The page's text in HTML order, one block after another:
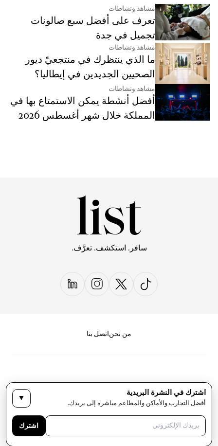
مشاهد ونشاطات
تعرف على أفضل سبع صالونات
تجميل في جدة
مشاهد ونشاطات
ما الذي ينتظرك في منتجعيّ ديور
الصحيين الجديدين في إيطاليا؟
مشاهد ونشاطات
أفضل أنشطة يمكن الاستمتاع بها في
المملكة خلال شهر أغسطس 2026
سافر. استكشف. تعرَّف.
من نحن اتصل بنا
سياسة الخصوصية
حقوق النشر لمجلة LIST كل الحقوق محفوظة
اشترك في النشرة البريدية
أفضل التجارب والأماكن والمطاعم مباشرة إلى بريدك.
▼
اشترك